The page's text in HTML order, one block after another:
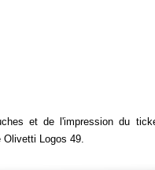
et de l'impression du
Logos 49.